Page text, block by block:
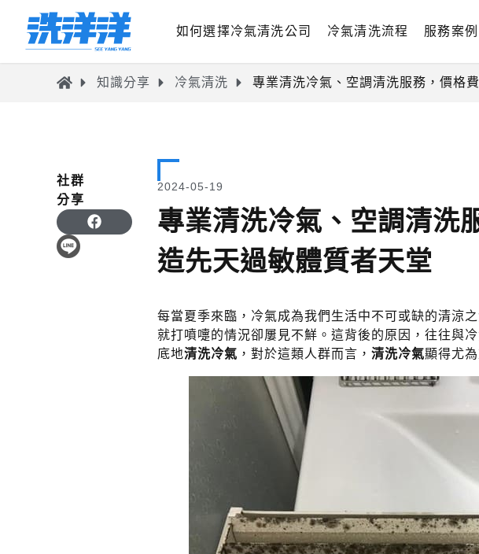
如何選擇冷氣清洗公司 冷氣清洗流程 服務案例
知識分享 冷氣清洗 專業清洗冷氣、空調清洗服務，價格
社群
分享
2024-05-19
專業清洗冷氣、空調清洗
造先天過敏體質者天堂
每當夏季來臨，冷氣成為我們生活中不可或缺的清涼
就打噴嚏的情況卻屢見不鮮。這背後的原因，往往與
底地清洗冷氣 ，對於這類人群而言， 清洗冷氣顯得尤為